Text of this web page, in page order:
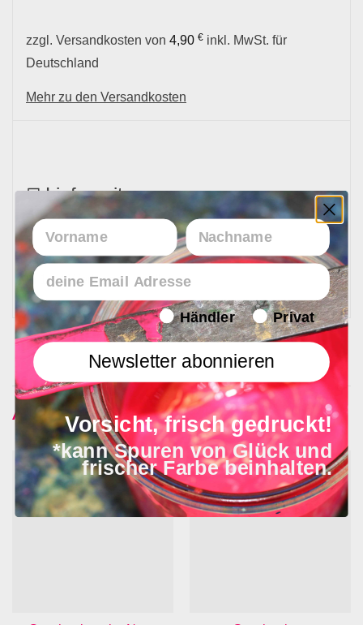
zzgl. Versandkosten von 4,90 € inkl. MwSt. für
Deutschland
Mehr zu den Versandkosten
Lieferzeit
In 1 - 4 Werktagen bei Ihnen
Ähnliche Produkte
Vorname Nachname
Email
Endverbraucher/Haendler
Händler Privat
Newsletter abonnieren
Vorsicht, frisch gedruckt!
*kann Spuren von Glück und
frischer Farbe beinhalten.